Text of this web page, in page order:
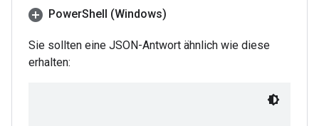
PowerShell (Windows)
Sie sollten eine JSON-Antwort ähnlich wie diese
erhalten: